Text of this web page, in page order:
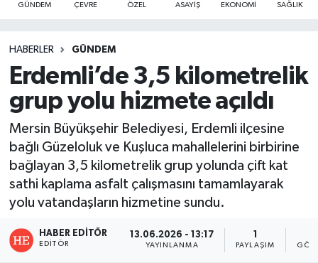
GÜNDEM ÇEVRE ÖZEL ASAYİŞ EKONOMİ SAĞLIK
HABERLER GÜNDEM
Erdemli’de 3,5 kilometrelik
grup yolu hizmete açıldı
Mersin Büyükşehir Belediyesi, Erdemli ilçesine
bağlı Güzeloluk ve Kuşluca mahallelerini birbirine
bağlayan 3,5 kilometrelik grup yolunda çift kat
sathi kaplama asfalt çalışmasını tamamlayarak
yolu vatandaşların hizmetine sundu.
HABER EDITÖR
EDITÖR
13.06.2026 - 13:17
YAYINLANMA PAYLAŞIM
Haber Arşivi